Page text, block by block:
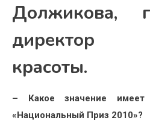
Должикова,
директор
красоты.
– Какое значение
«Национальный Приз 2010»?